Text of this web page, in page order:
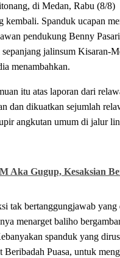
di Medan, Rabu (8/8)
kembali. Spanduk ucapan
pendukung Benny
sepanjang jalinsum Kisaran-
menambahkan.
itu atas laporan dari
dan dikuatkan sejumlah
angkutan umum di jalur
M Aka Gugup, Kesaksian
tak bertanggungjawab yang
menarget baliho
spanduk yang
Beribadah Puasa, untuk